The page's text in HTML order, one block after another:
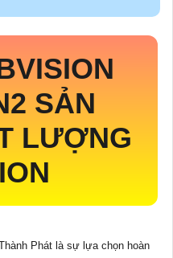
SẢN
LƯỢNG
Phát là sự lựa chọn hoàn